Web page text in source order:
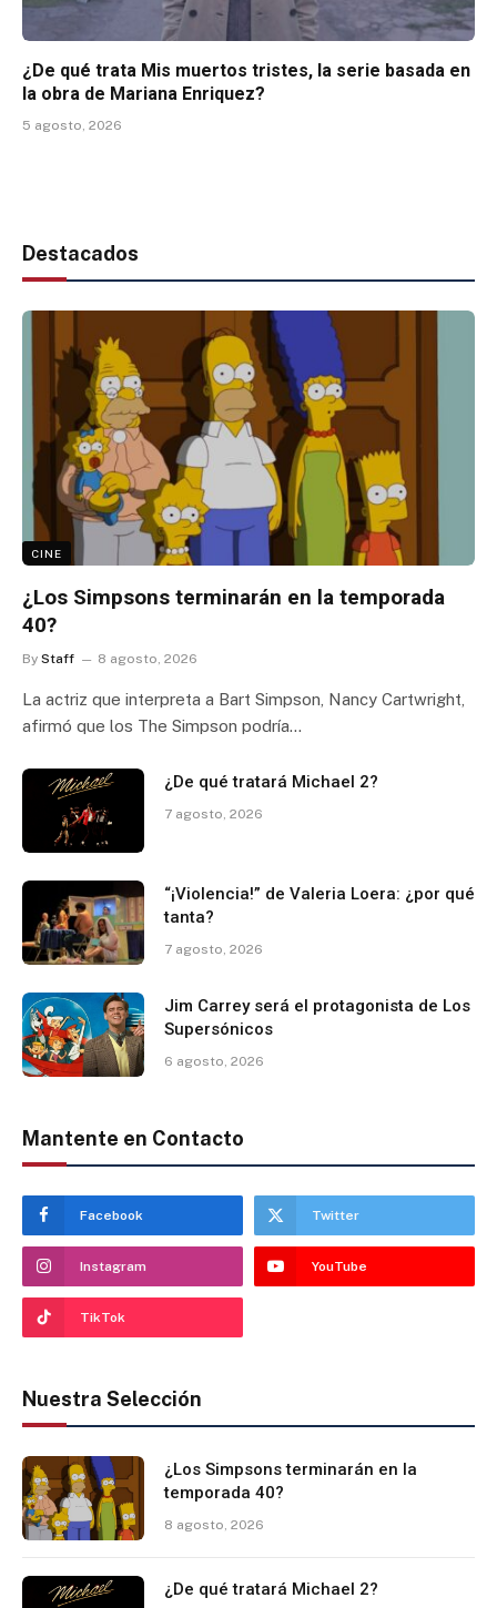
¿De qué trata Mis muertos tristes, la serie basada en
la obra de Mariana Enriquez?
5 agosto, 2026
Destacados
CINE
¿Los Simpsons terminarán en la temporada
40?
By Staff 8 agosto, 2026
La actriz que interpreta a Bart Simpson, Nancy Cartwright,
afirmó que los The Simpson podría…
¿De qué tratará Michael 2?
7 agosto, 2026
“¡Violencia!” de Valeria Loera: ¿por qué
tanta?
7 agosto, 2026
Jim Carrey será el protagonista de Los
Supersónicos
6 agosto, 2026
Mantente en Contacto
Facebook Twitter
Instagram YouTube
TikTok
Nuestra Selección
¿Los Simpsons terminarán en la
temporada 40?
8 agosto, 2026
¿De qué tratará Michael 2?